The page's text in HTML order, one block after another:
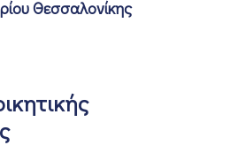
Θεσσαλονίκης